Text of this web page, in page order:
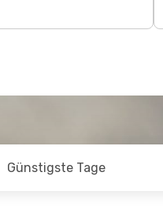
Günstigste Tage